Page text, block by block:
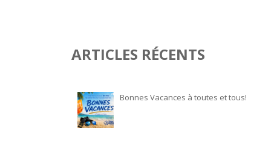
ARTICLES RÉCENTS
Bonnes Vacances à toutes et tous!